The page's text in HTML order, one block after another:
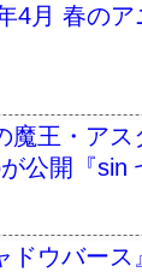
4月 春のア
魔王・ア
公開『sin
ドウバー